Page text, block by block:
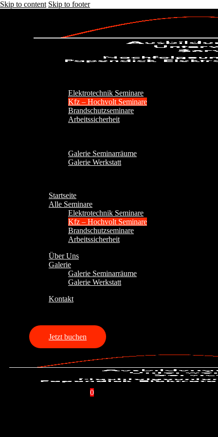
Skip to content Skip to footer
Elektrotechnik Seminare
Kfz – Hochvolt Seminare
Brandschutzseminare
Arbeitssicherheit
Galerie Seminarräume
Galerie Werkstatt
Startseite
Alle Seminare
Elektrotechnik Seminare
Kfz – Hochvolt Seminare
Brandschutzseminare
Arbeitssicherheit
Über Uns
Galerie
Galerie Seminarräume
Galerie Werkstatt
Kontakt
Jetzt buchen
0